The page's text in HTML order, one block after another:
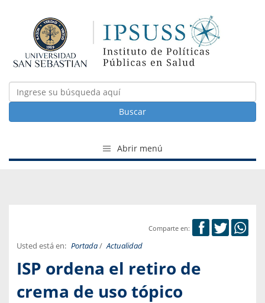
Buscar
Abrir menú
Comparte en:
Usted está en: Portada/ Actualidad
ISP ordena el retiro de
crema de uso tópico